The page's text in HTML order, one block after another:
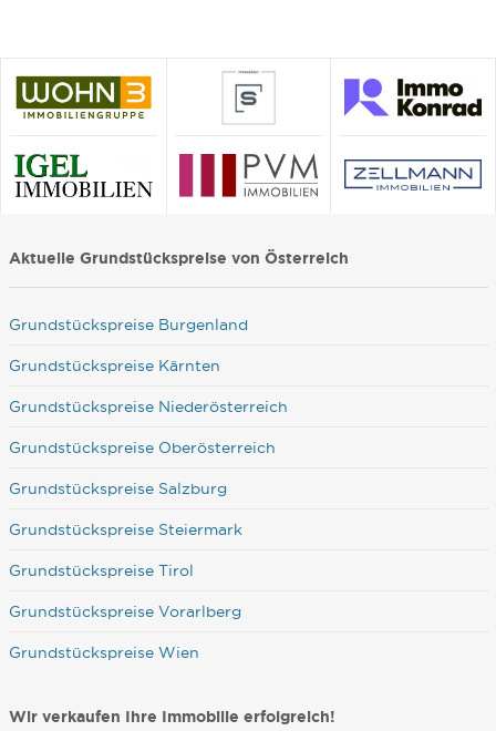
Aktuelle Grundstückspreise von Österreich
Grundstückspreise Burgenland
Grundstückspreise Kärnten
Grundstückspreise Niederösterreich
Grundstückspreise Oberösterreich
Grundstückspreise Salzburg
Grundstückspreise Steiermark
Grundstückspreise Tirol
Grundstückspreise Vorarlberg
Grundstückspreise Wien
Wir verkaufen Ihre Immobilie erfolgreich!